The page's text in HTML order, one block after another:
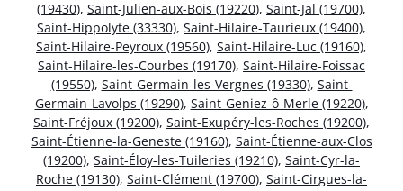
(19430), Saint-Julien-aux-Bois (19220), Saint-Jal (19700),
Saint-Hippolyte (33330), Saint-Hilaire-Taurieux (19400),
Saint-Hilaire-Peyroux (19560), Saint-Hilaire-Luc (19160),
Saint-Hilaire-les-Courbes (19170), Saint-Hilaire-Foissac
(19550), Saint-Germain-les-Vergnes (19330), Saint-
Germain-Lavolps (19290), Saint-Geniez-ô-Merle (19220),
Saint-Fréjoux (19200), Saint-Exupéry-les-Roches (19200),
Saint-Étienne-la-Geneste (19160), Saint-Étienne-aux-Clos
(19200), Saint-Éloy-les-Tuileries (19210), Saint-Cyr-la-
Roche (19130), Saint-Clément (19700), Saint-Cirgues-la-